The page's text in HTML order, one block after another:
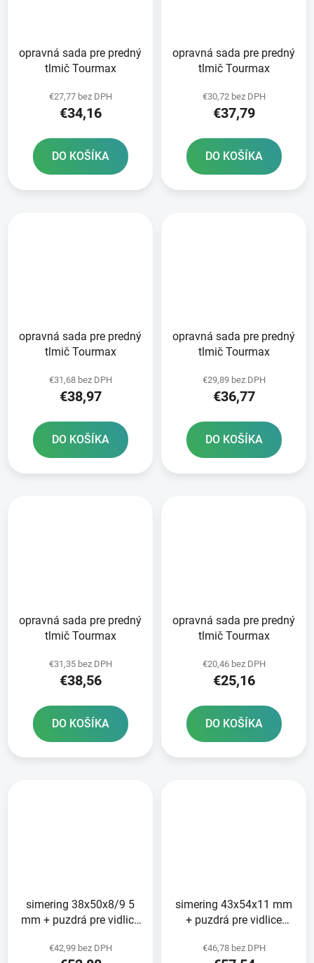
opravná sada pre predný
tlmič Tourmax
€27,77 bez DPH
€34,16
DO KOŠÍKA
opravná sada pre predný
tlmič Tourmax
€30,72 bez DPH
€37,79
DO KOŠÍKA
opravná sada pre predný
tlmič Tourmax
€31,68 bez DPH
€38,97
DO KOŠÍKA
opravná sada pre predný
tlmič Tourmax
€29,89 bez DPH
€36,77
DO KOŠÍKA
opravná sada pre predný
tlmič Tourmax
€31,35 bez DPH
€38,56
DO KOŠÍKA
opravná sada pre predný
tlmič Tourmax
€20,46 bez DPH
€25,16
DO KOŠÍKA
simering 38x50x8/9 5
mm + puzdrá pre vidlicu
€42,99 bez DPH
simering 43x54x11 mm
+ puzdrá pre vidlice
€46,78 bez DPH